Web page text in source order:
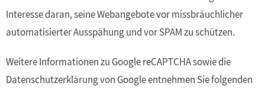
Interesse daran, seine Webangebote vor missbräuchlicher
automatisierter Ausspähung und vor SPAM zu schützen.
Weitere Informationen zu Google reCAPTCHA sowie die
Datenschutzerklärung von Google entnehmen Sie folgenden